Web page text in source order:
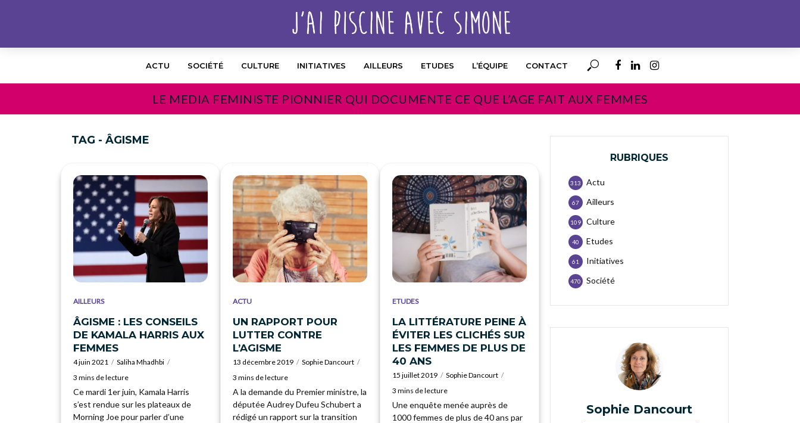
ACTU SOCIÉTÉ CULTURE INITIATIVES AILLEURS ETUDES L’ÉQUIPE CONTACT
LE MEDIA FEMINISTE PIONNIER QUI DOCUMENTE CE QUE L’AGE FAIT AUX FEMMES
TAG - ÂGISME
AILLEURS
ÂGISME : LES CONSEILS
DE KAMALA HARRIS AUX
FEMMES
4 juin 2021
Saliha Mhadhbi
3 mins de lecture
Ce mardi 1er juin, Kamala Harris
s’est rendue sur les plateaux de
Morning Joe pour parler d’une
ACTU
UN RAPPORT POUR
LUTTER CONTRE
L’AGISME
13 décembre 2019
Sophie Dancourt
3 mins de lecture
A la demande du Premier ministre, la
députée Audrey Dufeu Schubert a
rédigé un rapport sur la transition
ETUDES
LA LITTÉRATURE PEINE À
ÉVITER LES CLICHÉS SUR
LES FEMMES DE PLUS DE
40 ANS
15 juillet 2019
Sophie Dancourt
3 mins de lecture
Une enquête menée auprès de
1000 femmes de plus de 40 ans par
RUBRIQUES
Actu
313
Ailleurs
67
Culture
109
Etudes
40
Initiatives
61
Société
470
Sophie Dancourt